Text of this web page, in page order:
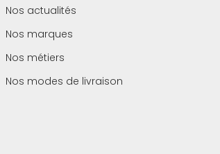
Nos actualités
Nos marques
Nos métiers
Nos modes de livraison